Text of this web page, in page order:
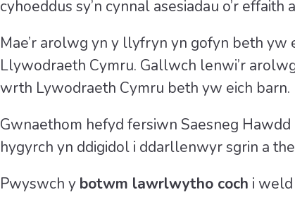
cyhoeddus sy’n cynnal asesiadau o’r
Mae’r arolwg yn y llyfryn yn gofyn beth yw
Llywodraeth Cymru. Gallwch lenwi’r
wrth Lywodraeth Cymru beth yw eich barn.
Gwnaethom hefyd fersiwn Saesneg Hawdd
hygyrch yn ddigidol i ddarllenwyr sgrin a
Pwyswch y botwm lawrlwytho coch i weld